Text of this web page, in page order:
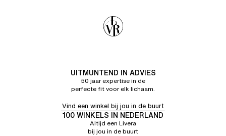
UITMUNTEND IN ADVIES
50 jaar expertise in de
perfecte fit voor elk lichaam.
Vind een winkel bij jou in de buurt
100 WINKELS IN NEDERLAND
Altijd een Livera
bij jou in de buurt